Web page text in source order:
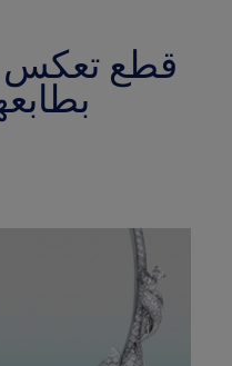
قطع تعكس